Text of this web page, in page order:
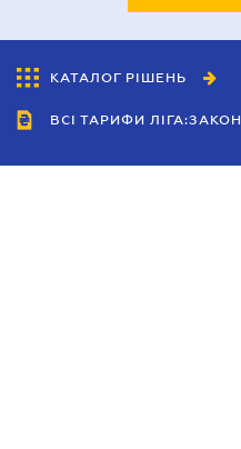
КАТАЛОГ РІШЕНЬ
ВСІ ТАРИФИ ЛІГА:ЗАКОН